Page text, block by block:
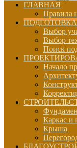
ГЛАВНАЯ
Правила
ПОДГОТОВКА
Выбор
Выбор
Поиск
Начало
Каркас и
Крыша